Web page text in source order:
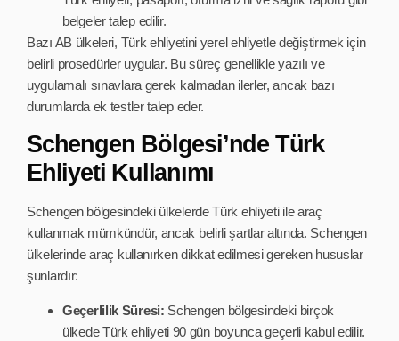
belgeler talep edilir.
Bazı AB ülkeleri, Türk ehliyetini yerel ehliyetle değiştirmek için
belirli prosedürler uygular. Bu süreç genellikle yazılı ve
uygulamalı sınavlara gerek kalmadan ilerler, ancak bazı
durumlarda ek testler talep eder.
Schengen Bölgesi’nde Türk
Ehliyeti Kullanımı
Schengen bölgesindeki ülkelerde Türk ehliyeti ile araç
kullanmak mümkündür, ancak belirli şartlar altında. Schengen
ülkelerinde araç kullanırken dikkat edilmesi gereken hususlar
şunlardır:
Geçerlilik Süresi: Schengen bölgesindeki birçok
ülkede Türk ehliyeti 90 gün boyunca geçerli kabul edilir.